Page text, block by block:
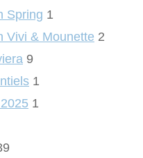
Spring 1
Vivi & Mounette 2
9
1
1